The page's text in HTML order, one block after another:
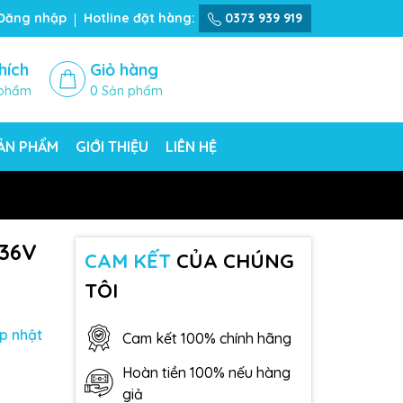
nhập Hotline đặt hàng: 0373 939 919
Giỏ hàng
0 Sản phẩm
PHẨM GIỚI THIỆU LIÊN HỆ
nhật
CAM KẾTCỦA CHÚNG
TÔI
Cam kết 100% chính hãng
Hoàn tiền 100% nếu hàng
giả